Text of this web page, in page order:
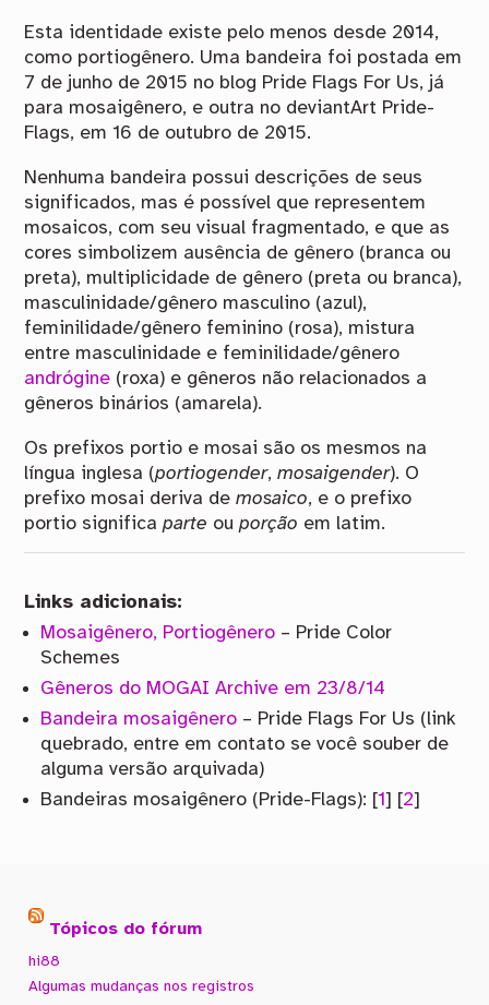
Esta identidade existe pelo menos desde 2014,
como portiogênero. Uma bandeira foi postada em
7 de junho de 2015 no blog Pride Flags For Us, já
para mosaigênero, e outra no deviantArt Pride-
Flags, em 16 de outubro de 2015.
Nenhuma bandeira possui descrições de seus
significados, mas é possível que representem
mosaicos, com seu visual fragmentado, e que as
cores simbolizem ausência de gênero (branca ou
preta), multiplicidade de gênero (preta ou branca),
masculinidade/gênero masculino (azul),
feminilidade/gênero feminino (rosa), mistura
entre masculinidade e feminilidade/gênero
andrógine (roxa) e gêneros não relacionados a
gêneros binários (amarela).
Os prefixos portio e mosai são os mesmos na
língua inglesa (portiogender,mosaigender). O
prefixo mosai deriva demosaico, e o prefixo
portio significaparte ouporção em latim.
Links adicionais:
Mosaigênero, Portiogênero – Pride Color
Schemes
Gêneros do MOGAI Archive em 23/8/14
Bandeira mosaigênero – Pride Flags For Us (link
quebrado, entre em contato se você souber de
alguma versão arquivada)
Bandeiras mosaigênero (Pride-Flags): [1] [2]
Tópicos do fórum
hi88
Algumas mudanças nos registros